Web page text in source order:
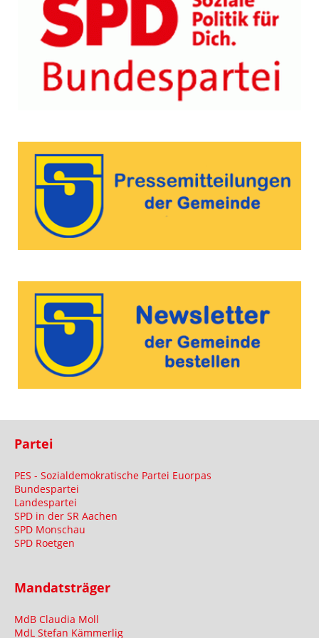
Partei
PES - Sozialdemokratische Partei Euorpas
Bundespartei
Landespartei
SPD in der SR Aachen
SPD Monschau
SPD Roetgen
Mandatsträger
MdB Claudia Moll
MdL Stefan Kämmerlig